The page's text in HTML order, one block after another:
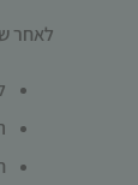
לאחר